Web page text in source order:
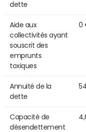
dette
Aide aux
collectivités ayant
souscrit des
emprunts
toxiques
0
Annuité de la
dette
Capacité de
désendettement